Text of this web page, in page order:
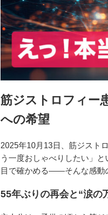
筋ジストロフィー
への希望
2025年10月13日、筋ジスト
う一度おしゃべりしたい」
目で確かめる――そんな感動
55年ぶりの再会と“涙の